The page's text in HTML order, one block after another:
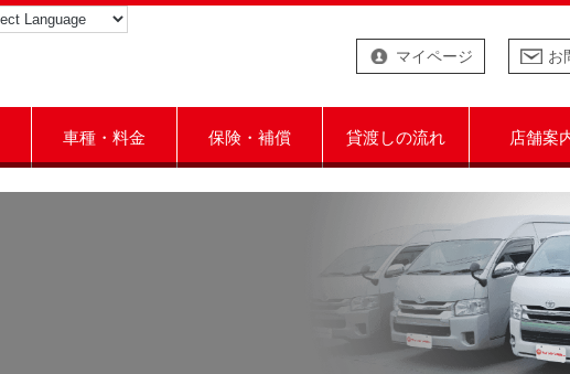
マイページ お
車種・料金 保険・補償 貸渡しの流れ 店舗案